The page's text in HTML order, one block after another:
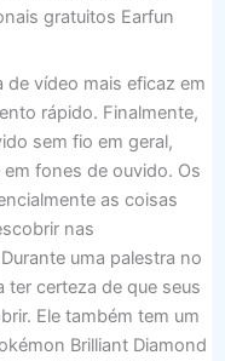
gratuitos Earfun
de vídeo mais eficaz em
rápido. Finalmente,
sem fio em geral,
fones de ouvido. Os
as coisas
nas
uma palestra no
ter certeza de que seus
Ele também tem um
Brilliant Diamond